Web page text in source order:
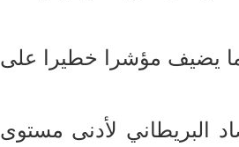
ما يضيف مؤشرا خطيرا على
البريطاني لأدنى مستوى